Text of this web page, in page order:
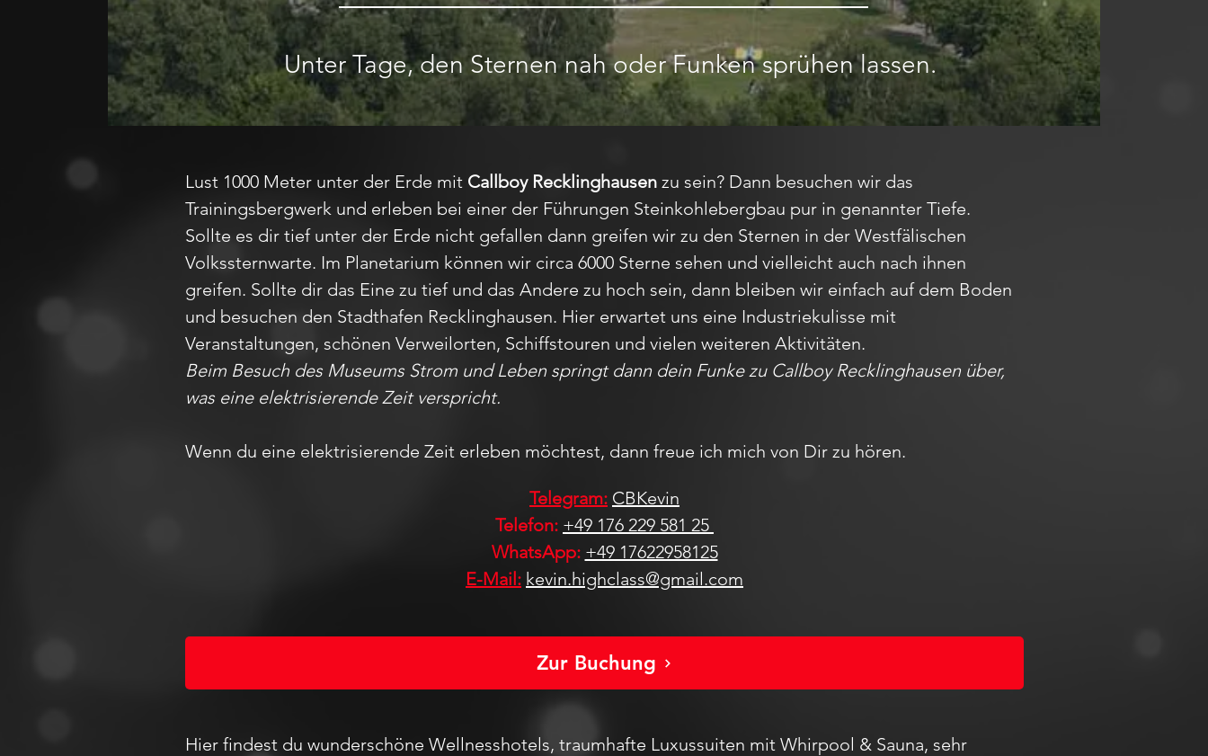
Unter Tage, den Sternen nah oder Funken sprühen lassen.
Lust 1000 Meter unter der Erde mit Callboy Recklinghausen zu sein? Dann besuchen wir das
Trainingsbergwerk und erleben bei einer der Führungen Steinkohlebergbau pur in genannter Tiefe.
Sollte es dir tief unter der Erde nicht gefallen dann greifen wir zu den Sternen in der Westfälischen
Volkssternwarte. Im Planetarium können wir circa 6000 Sterne sehen und vielleicht auch nach ihnen
greifen. Sollte dir das Eine zu tief und das Andere zu hoch sein, dann bleiben wir einfach auf dem Boden
und besuchen den Stadthafen Recklinghausen. Hier erwartet uns eine Industriekulisse mit
Veranstaltungen, schönen Verweilorten, Schiffstouren und vielen weiteren Aktivitäten.
Beim Besuch des Museums Strom und Leben springt dann dein Funke zu Callboy Recklinghausen über,
was eine elektrisierende Zeit verspricht.
Wenn du eine elektrisierende Zeit erleben möchtest, dann freue ich mich von Dir zu hören.
Telegram: CBKevin
Telefon: +49 176 229 581 25
WhatsApp: +49 17622958125
E-Mail: kevin.highclass@gmail.com
Zur Buchung
Hier findest du wunderschöne Wellnesshotels, traumhafte Luxussuiten mit Whirpool & Sauna, sehr